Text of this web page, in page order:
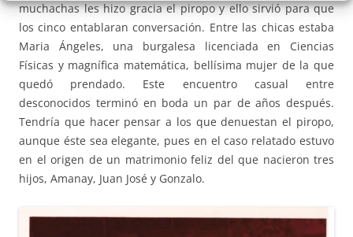
muchachas les hizo gracia el piropo y ello sirvió para que
los cinco entablaran conversación. Entre las chicas estaba
Maria Ángeles, una burgalesa licenciada en Ciencias
Físicas y magnífica matemática, bellísima mujer de la que
quedó prendado. Este encuentro casual entre
desconocidos terminó en boda un par de años después.
Tendría que hacer pensar a los que denuestan el piropo,
aunque éste sea elegante, pues en el caso relatado estuvo
en el origen de un matrimonio feliz del que nacieron tres
hijos, Amanay, Juan José y Gonzalo.